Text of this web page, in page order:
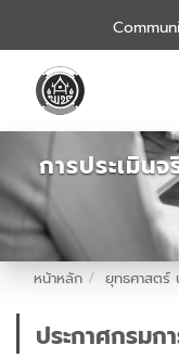
การประเมิน
หน้าหลัก ยุทธศาสตร์
ประกาศกรม